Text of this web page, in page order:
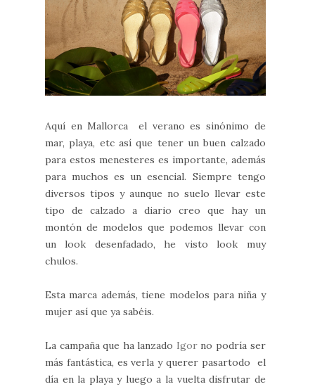
Aquí en Mallorca el verano es sinónimo de
mar, playa, etc así que tener un buen calzado
para estos menesteres es importante, además
para muchos es un esencial. Siempre tengo
diversos tipos y aunque no suelo llevar este
tipo de calzado a diario creo que hay un
montón de modelos que podemos llevar con
un look desenfadado, he visto look muy
chulos.
Esta marca además, tiene modelos para niña y
mujer así que ya sabéis.
La campaña que ha lanzado Igorno podría ser
más fantástica, es verla y querer pasartodo el
día en la playa y luego a la vuelta disfrutar de